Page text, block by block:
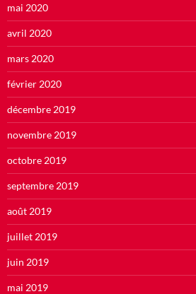
mai 2020
avril 2020
mars 2020
février 2020
décembre 2019
novembre 2019
octobre 2019
septembre 2019
août 2019
juillet 2019
juin 2019
mai 2019